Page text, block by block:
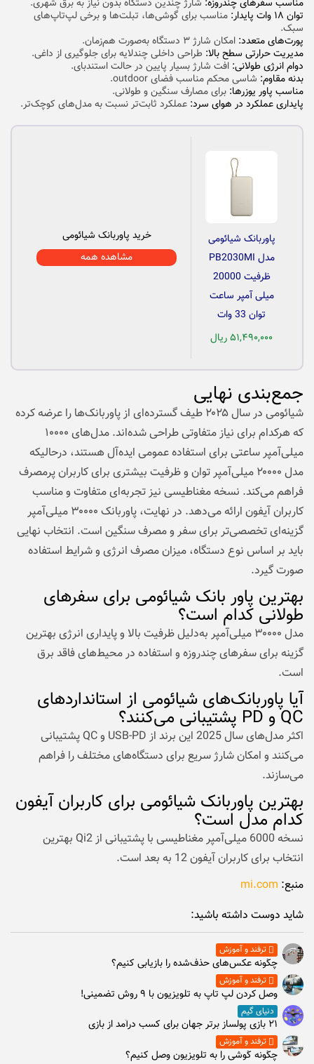
مناسب سفرهای چندروزه: شارژ چندین دستگاه بدون نیاز به برق شهری.
توان ۱۸ وات پایدار:
مناسب برای گوشی‌ها، تبلت‌ها و برخی لپ‌تاپ‌های
سبک.
پورت‌های متعدد: امکان شارژ ۳ دستگاه به‌صورت هم‌زمان.
مدیریت حرارتی سطح بالا: طراحی داخلی چندلایه برای جلوگیری از داغی.
دوام انرژی طولانی: افت شارژ بسیار پایین در حالت استندبای.
بدنه مقاوم: شاسی محکم مناسب فضای outdoor.
مناسب پاور یوزرها: برای مصارف سنگین و طولانی.
پایداری عملکرد در هوای سرد: عملکرد ثابت‌تر نسبت به مدل‌های کوچک‌تر.
پاوربانک شیائومی
مدل PB2030MI
ظرفیت 20000
میلی آمپر ساعت
توان 33 وات
۵۱,۴۹۰,۰۰۰ ریال
خرید پاوربانک شیائومی
مشاهده همه
جمع‌بندی نهایی
شیائومی در سال ۲۰۲۵ طیف گسترده‌ای از پاوربانک‌ها را عرضه کرده
که هرکدام برای نیاز متفاوتی طراحی شده‌اند. مدل‌های ۱۰۰۰۰
میلی‌آمپر ساعتی برای استفاده عمومی ایده‌آل هستند، درحالیکه
مدل ۲۰۰۰۰ میلی‌آمپر توان و ظرفیت بیشتری برای کاربران پرمصرف
فراهم می‌کند. نسخه مغناطیسی نیز تجربه‌ای متفاوت و مناسب
کاربران آیفون ارائه می‌دهد. در نهایت، پاوربانک ۳۰۰۰۰ میلی‌آمپر
گزینه‌ای تخصصی‌تر برای سفر و مصرف سنگین است. انتخاب نهایی
باید بر اساس نوع دستگاه، میزان مصرف انرژی و شرایط استفاده
صورت گیرد.
بهترین پاور بانک شیائومی برای سفرهای
طولانی کدام است؟
مدل ۳۰۰۰۰ میلی‌آمپر به‌دلیل ظرفیت بالا و پایداری انرژی بهترین
گزینه برای سفرهای چندروزه و استفاده در محیط‌های فاقد برق
است.
آیا پاوربانک‌های شیائومی از استانداردهای
QC و PD پشتیبانی می‌کنند؟
اکثر مدل‌های سال 2025 این برند از USB-PD و QC پشتیبانی
می‌کنند و امکان شارژ سریع برای دستگاه‌های مختلف را فراهم
می‌سازند.
بهترین پاوربانک شیائومی برای کاربران آیفون
کدام مدل است؟
نسخه 6000 میلی‌آمپر مغناطیسی با پشتیبانی از Qi2 بهترین
انتخاب برای کاربران آیفون 12 به بعد است.
منبع: mi.com
شاید دوست داشته باشید:
ترفند و آموزش
چگونه عکس‌های حذف‌شده را بازیابی کنیم؟
ترفند و آموزش
وصل كردن لپ تاپ به تلويزيون با ۹ روش تضمینی!
دنیای گیم
۲۱ بازی پولساز برتر جهان برای کسب درآمد از بازی
ترفند و آموزش
چگونه گوشی را به تلویزیون وصل کنیم؟